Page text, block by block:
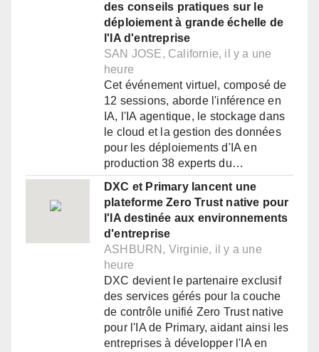
des conseils pratiques sur le
déploiement à grande échelle de
l'IA d'entreprise
SAN JOSE, Californie, il y a une
heure
Cet événement virtuel, composé de
12 sessions, aborde l'inférence en
IA, l'IA agentique, le stockage dans
le cloud et la gestion des données
pour les déploiements d'IA en
production 38 experts du…
DXC et Primary lancent une
plateforme Zero Trust native pour
l'IA destinée aux environnements
d'entreprise
ASHBURN, Virginie, il y a une
heure
DXC devient le partenaire exclusif
des services gérés pour la couche
de contrôle unifié Zero Trust native
pour l'IA de Primary, aidant ainsi les
entreprises à développer l'IA en